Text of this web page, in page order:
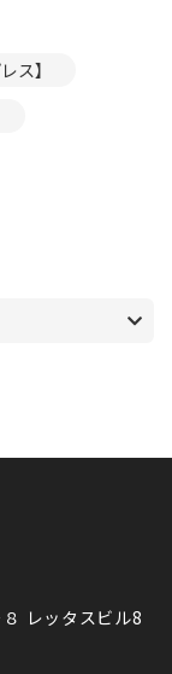
ス】
レッタスビル8